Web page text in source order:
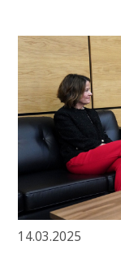
14.03.2025